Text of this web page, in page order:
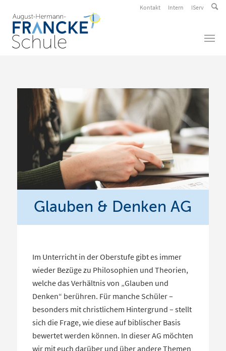
Kontakt Intern IServ
Glauben & Denken AG
Im Unterricht in der Oberstufe gibt es immer
wieder Bezüge zu Philosophien und Theorien,
welche das Verhältnis von „Glauben und
Denken“ berühren. Für manche Schüler –
besonders mit christlichem Hintergrund – stellt
sich die Frage, wie diese auf biblischer Basis
bewertet werden können. In dieser AG möchten
wir mit euch darüber und über andere Themen